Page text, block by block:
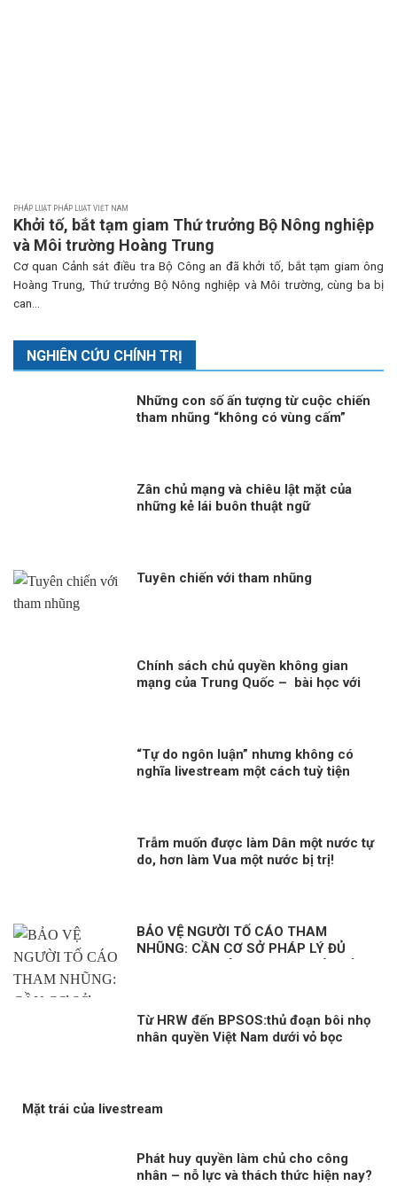
PHÁP LUẬT PHÁP LUẬT VIỆT NAM
Khởi tố, bắt tạm giam Thứ trưởng Bộ Nông nghiệp
và Môi trường Hoàng Trung
Cơ quan Cảnh sát điều tra Bộ Công an đã khởi tố, bắt tạm giam ông
Hoàng Trung, Thứ trưởng Bộ Nông nghiệp và Môi trường, cùng ba bị
can...
NGHIÊN CỨU CHÍNH TRỊ
Những con số ấn tượng từ cuộc chiến
tham nhũng “không có vùng cấm”
Zân chủ mạng và chiêu lật mặt của
những kẻ lái buôn thuật ngữ
Tuyên chiến với tham nhũng
Chính sách chủ quyền không gian
mạng của Trung Quốc – bài học với
“Tự do ngôn luận” nhưng không có
nghĩa livestream một cách tuỳ tiện
Trẫm muốn được làm Dân một nước tự
do, hơn làm Vua một nước bị trị!
BẢO VỆ NGƯỜI TỐ CÁO THAM
NHŨNG: CẦN CƠ SỞ PHÁP LÝ ĐỦ
Từ HRW đến BPSOS:thủ đoạn bôi nhọ
nhân quyền Việt Nam dưới vỏ bọc
Mặt trái của livestream
Phát huy quyền làm chủ cho công
nhân – nỗ lực và thách thức hiện nay?